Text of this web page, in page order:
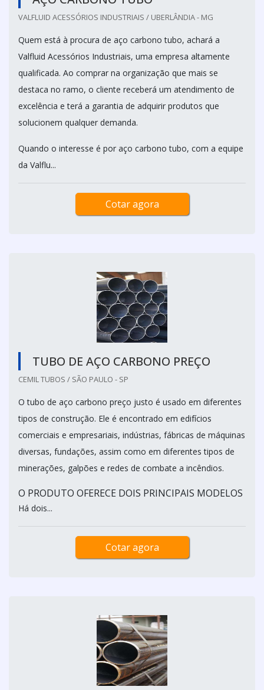
VALFLUID ACESSÓRIOS INDUSTRIAIS / UBERLÂNDIA - MG
Quem está à procura de aço carbono tubo, achará a
Valfluid Acessórios Industriais, uma empresa altamente
qualificada. Ao comprar na organização que mais se
destaca no ramo, o cliente receberá um atendimento de
excelência e terá a garantia de adquirir produtos que
solucionem qualquer demanda.
Quando o interesse é por aço carbono tubo, com a equipe
da Valflu...
Cotar agora
TUBO DE AÇO CARBONO PREÇO
CEMIL TUBOS / SÃO PAULO - SP
O tubo de aço carbono preço justo é usado em diferentes
tipos de construção. Ele é encontrado em edifícios
comerciais e empresariais, indústrias, fábricas de máquinas
diversas, fundações, assim como em diferentes tipos de
minerações, galpões e redes de combate a incêndios.
O PRODUTO OFERECE DOIS PRINCIPAIS MODELOS
Há dois...
Cotar agora